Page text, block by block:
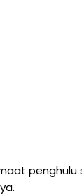
penghulu